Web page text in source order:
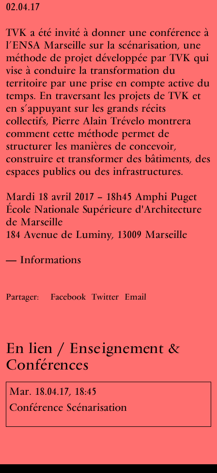
02.04.17
TVK a été invité à donner une conférence à
l’ENSA Marseille sur la scénarisation, une
méthode de projet développée par TVK qui
vise à conduire la transformation du
territoire par une prise en compte active du
temps. En traversant les projets de TVK et
en s’appuyant sur les grands récits
collectifs, Pierre Alain Trévelo montrera
comment cette méthode permet de
structurer les manières de concevoir,
construire et transformer des bâtiments, des
espaces publics ou des infrastructures.
Mardi 18 avril 2017 – 18h45 Amphi Puget
École Nationale Supérieure d'Architecture
de Marseille
184 Avenue de Luminy, 13009 Marseille
Informations
Partager: Facebook Twitter Email
En lien / Enseignement &
Conférences
Mar. 18.04.17, 18:45
Conférence Scénarisation